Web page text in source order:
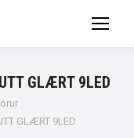
GLÆRT 9LED
GLÆRT 9LED